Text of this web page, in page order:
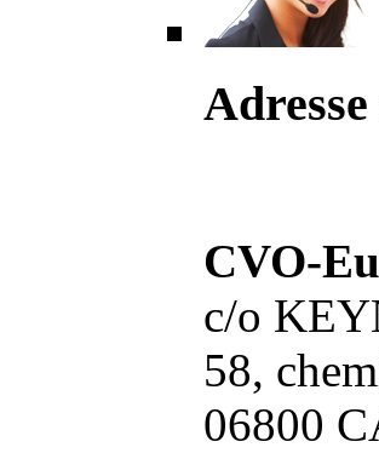
CVO-
c/o
58,
06800